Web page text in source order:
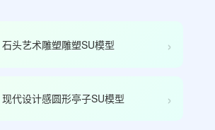
石头艺术雕塑雕塑SU模型 ›
现代设计感圆形亭子SU模型 ›